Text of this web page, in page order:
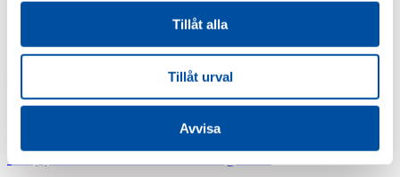
Tillåt alla
Tillåt urval
Avvisa
fornamn.efternamn@fvb.see
+46 (0)19 30 60 66